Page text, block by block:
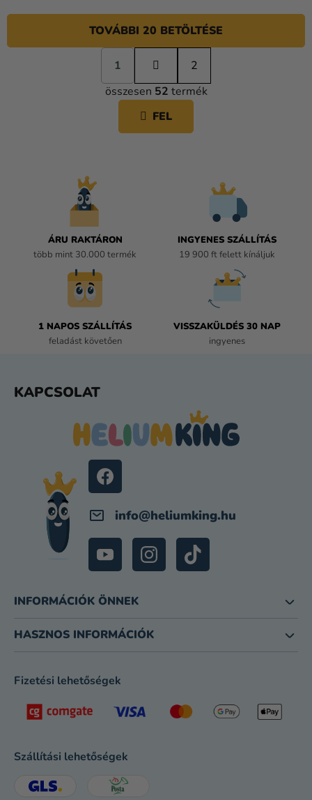
L
I
S
T
TOVÁBBI 20 BETÖLTÉSE
L
a
p
o
á
s
1
2
összesen 52 termék
FEL
ÁRU RAKTÁRON
több mint 30.000 termék
INGYENES SZÁLLÍTÁS
19 900 ft felett kínáljuk
1 NAPOS SZÁLLÍTÁS
feladást követően
VISSZAKÜLDÉS 30 NAP
ingyenes
KAPCSOLAT
info@heliumking.hu
INFORMÁCIÓK ÖNNEK
HASZNOS INFORMÁCIÓK
Fizetési lehetőségek
Szállítási lehetőségek